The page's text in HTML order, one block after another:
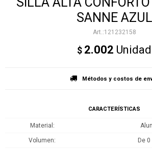
SANNE AZUL
121232158
$ 2.002 Unidad
Métodos y costos de
CARACTERÍSTICAS
Material
Volumen
De